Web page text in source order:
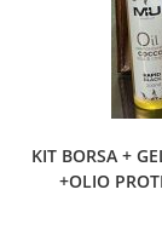
KIT BORSA +
+OLIO